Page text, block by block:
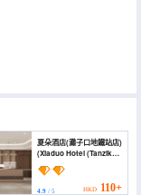
夏朵酒店(灘子口地鐵站店)
(Xiaduo Hotel (Tanzikou
Subway Station))
4.9/ 5 HKD 110+